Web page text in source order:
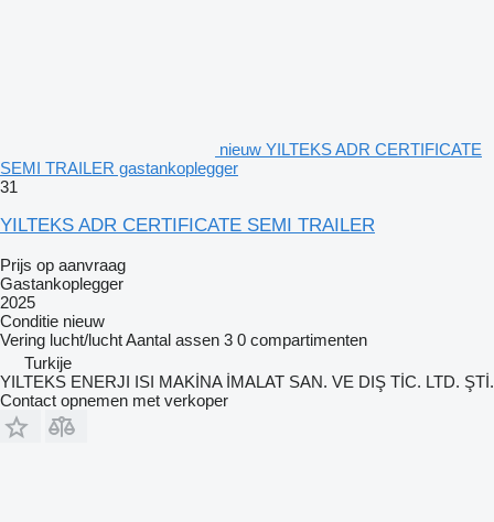
nieuw YILTEKS ADR CERTIFICATE
SEMI TRAILER gastankoplegger
31
YILTEKS ADR CERTIFICATE SEMI TRAILER
Prijs op aanvraag
Gastankoplegger
2025
Conditie nieuw
Vering lucht/luchtAantal assen 3 0 compartimenten
Turkije
YILTEKS ENERJI ISI MAKİNA İMALAT SAN. VE DIŞ TİC. LTD. ŞTİ.
Contact opnemen met verkoper